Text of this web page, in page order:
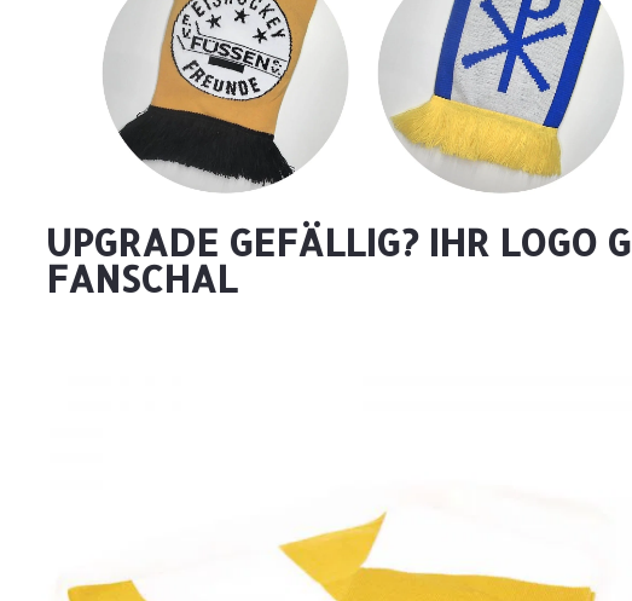
UPGRADE GEFÄLLIG? IHR LOGO
FANSCHAL